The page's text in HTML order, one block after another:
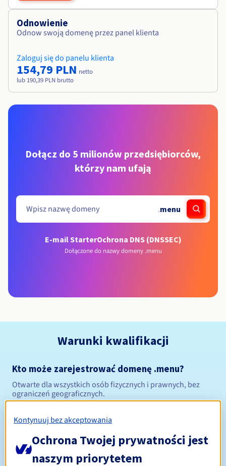
Odnowienie
Odnow swoją domenę przez panel klienta
Zaloguj się do panelu klienta
154,79 PLN netto
lub 190,39 PLN brutto
Dołącz do 5 milionów przedsiębiorców,
którzy nam ufają
.menu
E-mail StarterOchrona DNS (DNSSEC)
Dołączone do nazwy domeny .menu
Warunki kwalifikacji
Kto może zarejestrować domenę .menu?
Otwarte dla wszystkich osób fizycznych i prawnych, bez
ograniczeń geograficznych.
Zasady zarządzania i powiadomienia
Okres rejestracji Od 1 do 10 lat
Kontynuuj bez akceptowania
Ochrona Twojej prywatności jest
naszym priorytetem